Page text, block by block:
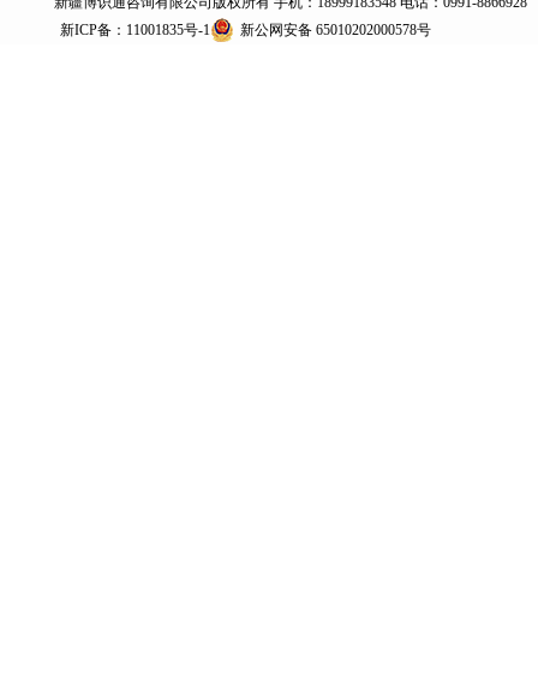
新公网安备 65010202000578号
新ICP备：11001835号-1